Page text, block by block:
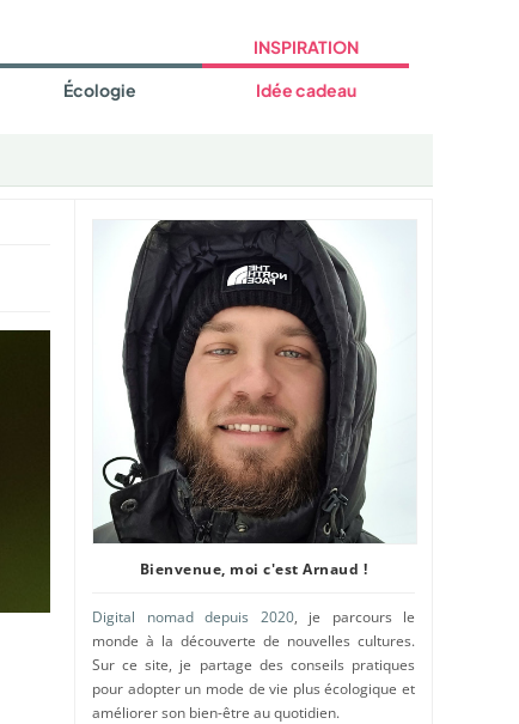
Écologie
INSPIRATION
Idée cadeau
Bienvenue, moi c'est Arnaud !
Digital nomad depuis 2020, je parcours le
monde à la découverte de nouvelles cultures.
Sur ce site, je partage des conseils pratiques
pour adopter un mode de vie plus écologique et
améliorer son bien-être au quotidien.